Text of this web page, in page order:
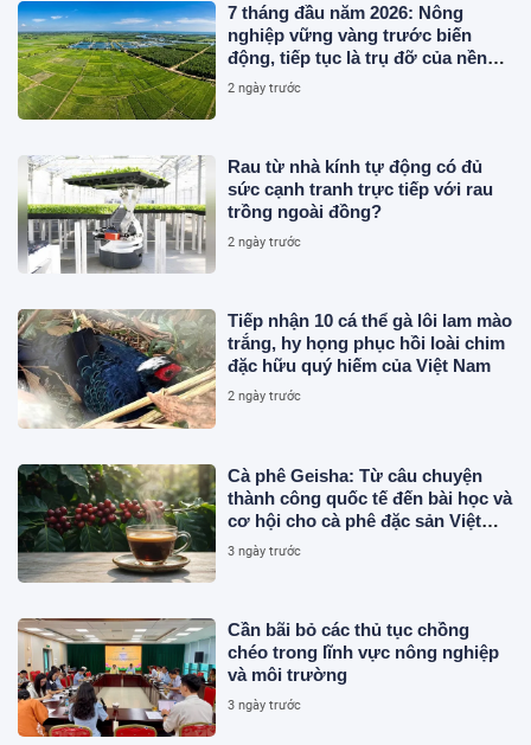
7 tháng đầu năm 2026: Nông
nghiệp vững vàng trước biến
động, tiếp tục là trụ đỡ của nền
kinh tế
2 ngày trước
Rau từ nhà kính tự động có đủ
sức cạnh tranh trực tiếp với rau
trồng ngoài đồng?
2 ngày trước
Tiếp nhận 10 cá thể gà lôi lam mào
trắng, hy họng phục hồi loài chim
đặc hữu quý hiếm của Việt Nam
2 ngày trước
Cà phê Geisha: Từ câu chuyện
thành công quốc tế đến bài học và
cơ hội cho cà phê đặc sản Việt
Nam
3 ngày trước
Cần bãi bỏ các thủ tục chồng
chéo trong lĩnh vực nông nghiệp
và môi trường
3 ngày trước